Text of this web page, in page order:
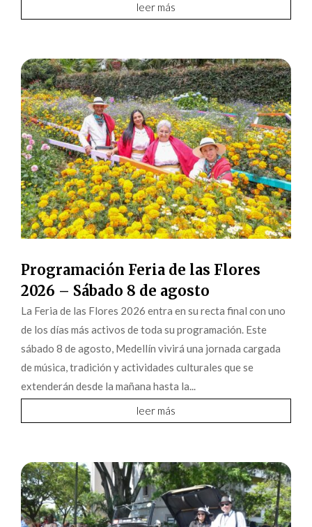
leer más
Programación Feria de las Flores
2026 – Sábado 8 de agosto
La Feria de las Flores 2026 entra en su recta final con uno
de los días más activos de toda su programación. Este
sábado 8 de agosto, Medellín vivirá una jornada cargada
de música, tradición y actividades culturales que se
extenderán desde la mañana hasta la...
leer más